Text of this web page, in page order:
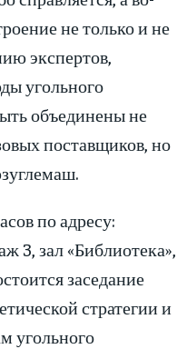
не только и не
экспертов,
угольного
объединены не
поставщиков, но
по адресу:
3, зал «Библиотека»,
заседание
стратегии и
угольного